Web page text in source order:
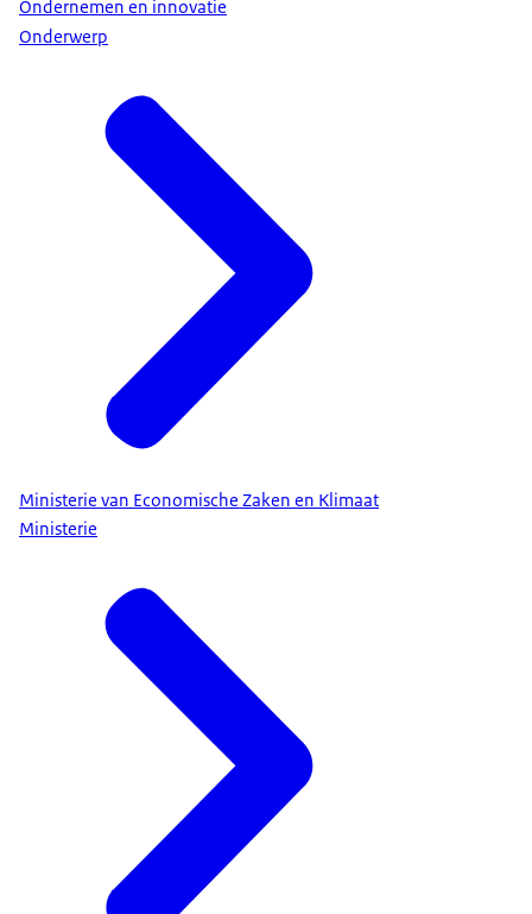
Ondernemen en innovatie
Onderwerp
Ministerie van Economische Zaken en Klimaat
Ministerie